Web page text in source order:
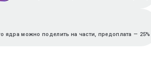
ядра можно поделить на части, предоплата — 25%